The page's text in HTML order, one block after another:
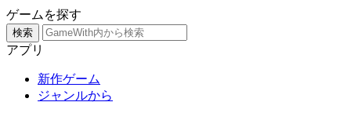
ゲームを探す
検索
アプリ
新作ゲーム
ジャンルから